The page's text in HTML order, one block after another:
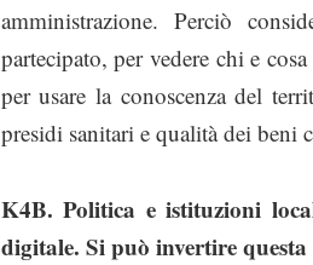
amministrazione. Perciò
partecipato, per vedere chi e
per usare la conoscenza del
presidi sanitari e qualità dei beni
K4B. Politica e istituzioni
digitale. Si può invertire